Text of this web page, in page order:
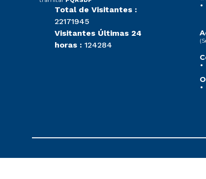
Total de Visitantes :
22171945
Visitantes Últimas 24
horas : 124284